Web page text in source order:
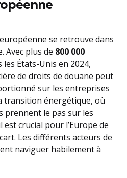
se retrouve dans
Avec plus de 800 000
États-Unis en 2024,
de droits de douane peut
sur les entreprises
transition énergétique, où
prennent le pas sur les
crucial pour l’Europe de
Les différents acteurs de
naviguer habilement à